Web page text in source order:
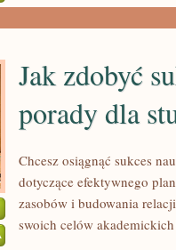
PSYCHICZNĄ?
PRAKTYCZNE
Jak zdobyć
porady dla
Chcesz osiągnąć sukces
dotyczące efektywnego
zasobów i budowania
swoich celów